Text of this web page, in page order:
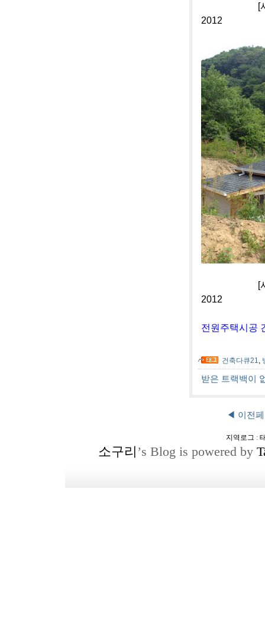
[사진]단양
2012
[사진]단양
2012
전원주택시공
건축다큐21,
받은 트랙백이
◀ 이전
지역로그 :
소구리 ’s Blog is powered by